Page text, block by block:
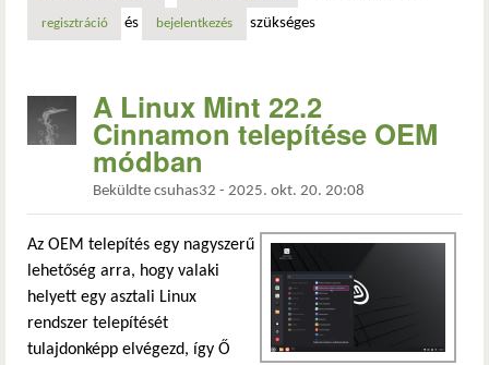
regisztráció és bejelentkezés szükséges
A Linux Mint 22.2
Cinnamon telepítése OEM
módban
Beküldte csuhas32 - 2025. okt. 20. 20:08
Az OEM telepítés egy nagyszerű
lehetőség arra, hogy valaki
helyett egy asztali Linux
rendszer telepítését
tulajdonképp elvégezd, így Ő